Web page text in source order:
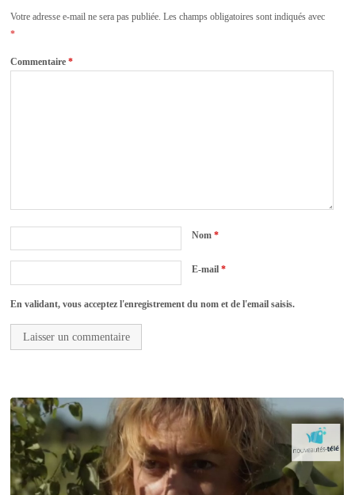
Votre adresse e-mail ne sera pas publiée. Les champs obligatoires sont indiqués avec
*
Commentaire*
Nom*
E-mail*
En validant, vous acceptez l'enregistrement du nom et de l'email saisis.